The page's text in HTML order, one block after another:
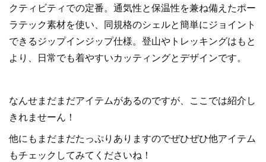
クティビティでの定番。通気性と保温性を兼ね備えたポー
ラテック素材を使い、同規格のシェルと簡単にジョイント
できるジップインジップ仕様。登山やトレッキングはもと
より、日常でも着やすいカッティングとデザインです。
なんせまだまだアイテムがあるのですが、ここでは紹介し
きれませーん！
他にもまだまだたっぷりありますのでぜひぜひ他アイテム
もチェックしてみてくださいね！